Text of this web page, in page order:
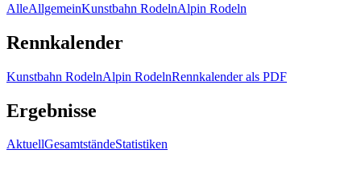
AlleAllgemeinKunstbahn RodelnAlpin Rodeln
Rennkalender
Kunstbahn RodelnAlpin RodelnRennkalender als PDF
Ergebnisse
AktuellGesamtständeStatistiken